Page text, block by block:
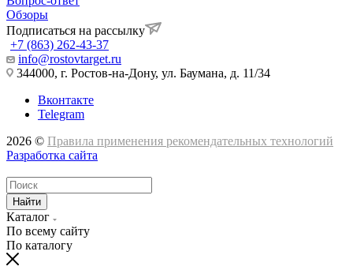
Обзоры
Подписаться на рассылку
+7 (863) 262-43-37
info@rostovtarget.ru
344000, г. Ростов-на-Дону, ул. Баумана, д. 11/34
Вконтакте
Telegram
2026 © Правила применения рекомендательных технологий
Разработка сайта
Найти
Каталог
По всему сайту
По каталогу